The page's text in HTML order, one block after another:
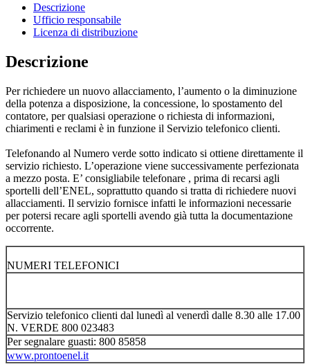
Descrizione
Ufficio responsabile
Licenza di distribuzione
Descrizione
Per richiedere un nuovo allacciamento, l’aumento o la diminuzione
della potenza a disposizione, la concessione, lo spostamento del
contatore, per qualsiasi operazione o richiesta di informazioni,
chiarimenti e reclami è in funzione il Servizio telefonico clienti.
Telefonando al Numero verde sotto indicato si ottiene direttamente il
servizio richiesto. L’operazione viene successivamente perfezionata
a mezzo posta. E’ consigliabile telefonare , prima di recarsi agli
sportelli dell’ENEL, soprattutto quando si tratta di richiedere nuovi
allacciamenti. Il servizio fornisce infatti le informazioni necessarie
per potersi recare agli sportelli avendo già tutta la documentazione
occorrente.
NUMERI TELEFONICI
Servizio telefonico clienti dal lunedì al venerdì dalle 8.30 alle 17.00
N. VERDE 800 023483
Per segnalare guasti: 800 85858
www.prontoenel.it